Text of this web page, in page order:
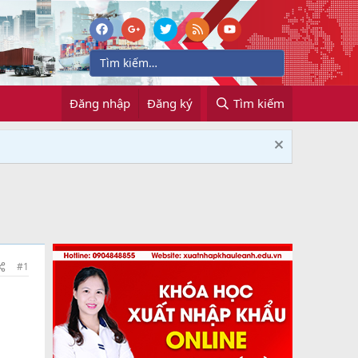
Đăng nhập Đăng ký Tìm kiếm
#1